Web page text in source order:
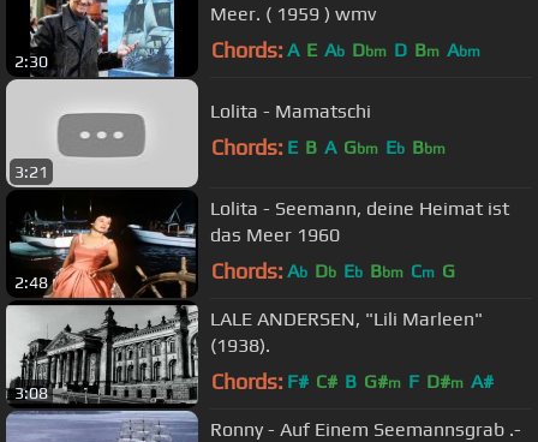
2:30
Meer. ( 1959 ) wmv
Chords: A E Ab Dbm D Bm Abm
3:21
Lolita - Mamatschi
Chords: E B A Gbm Eb Bbm
2:48
Lolita - Seemann, deine Heimat ist
das Meer 1960
Chords: Ab Db Eb Bbm Cm G
3:08
LALE ANDERSEN, "Lili Marleen"
(1938).
Chords: F# C# B G#m F D#m A#
Ronny - Auf Einem Seemannsgrab .-